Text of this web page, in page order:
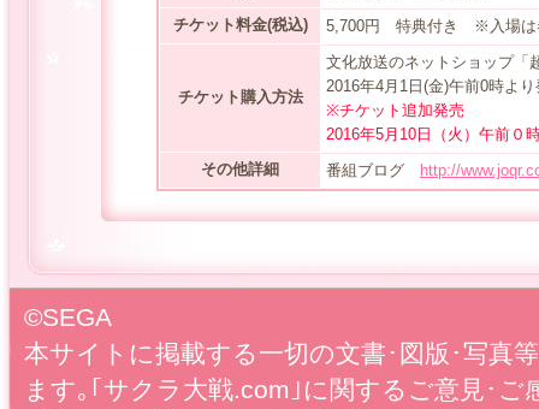
チケット料金(税込)
5,700円 特典付き ※入場は
チケット購入方法
文化放送のネットショップ「
2016年4月1日(金)午前0時よ
※チケット追加発売
2016年5月10日（火）午前０
その他詳細
番組ブログ http://
©SEGA
本サイトに掲載する一切の文書･図版･写真
ます｡｢サクラ大戦.com｣に関するご意見･ご